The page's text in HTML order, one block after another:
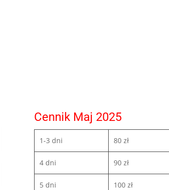
Cennik Maj 2025
1-3 dni 80 zł
4 dni 90 zł
5 dni 100 zł